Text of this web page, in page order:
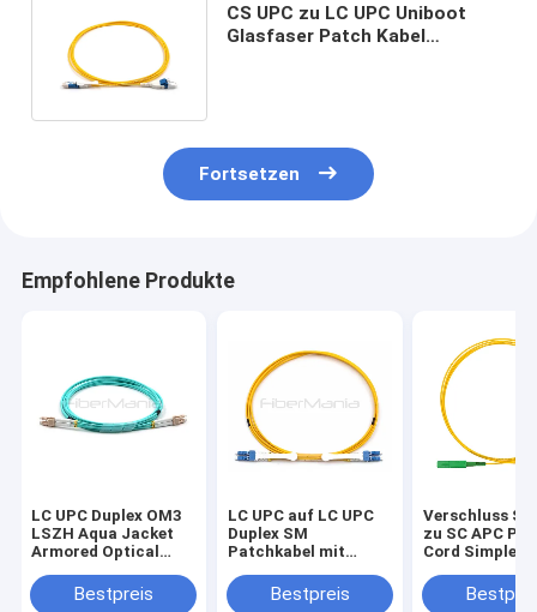
CS UPC zu LC UPC Uniboot
Glasfaser Patch Kabel
Fortsetzen
Empfohlene Produkte
LC UPC Duplex OM3
LSZH Aqua Jacket
Armored Optical
Bestpreis
LC UPC auf LC UPC
Duplex SM
Patchkabel mit
Gelb
Bestpreis
Verschluss SC
zu SC APC
Cord Simplex
Kabel